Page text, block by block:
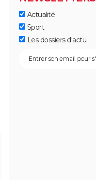
Actualité
Sport
Les dossiers d'actu